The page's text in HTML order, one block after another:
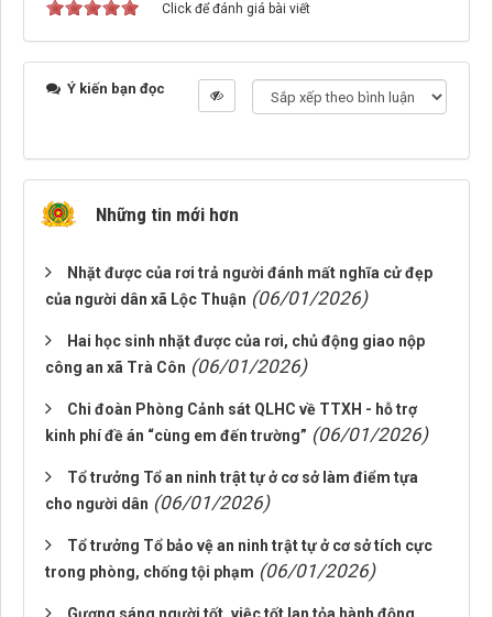
Click để đánh giá bài viết
Ý kiến bạn đọc
Những tin mới hơn
Nhặt được của rơi trả người đánh mất nghĩa cử đẹp
của người dân xã Lộc Thuận (06/01/2026)
Hai học sinh nhặt được của rơi, chủ động giao nộp
công an xã Trà Côn (06/01/2026)
Chi đoàn Phòng Cảnh sát QLHC về TTXH - hỗ trợ
kinh phí đề án “cùng em đến trường” (06/01/2026)
Tổ trưởng Tổ an ninh trật tự ở cơ sở làm điểm tựa
cho người dân (06/01/2026)
Tổ trưởng Tổ bảo vệ an ninh trật tự ở cơ sở tích cực
trong phòng, chống tội phạm (06/01/2026)